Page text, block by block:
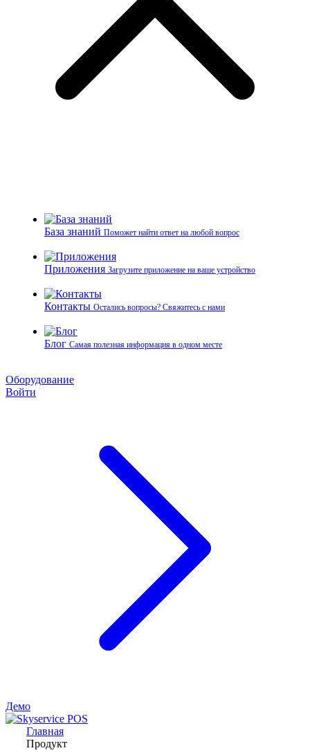
База знаний Поможет найти ответ на любой вопрос
Приложения Загрузите приложение на ваше устройство
Контакты Остались вопросы? Свяжитесь с нами
Блог Самая полезная информация в одном месте
Оборудование
Войти
Демо
Главная
Продукт